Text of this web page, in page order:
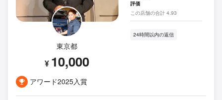
東京都
¥ 10,000
アワード2025入賞
評価
この店舗の合計 4.93
24時間以内の返信